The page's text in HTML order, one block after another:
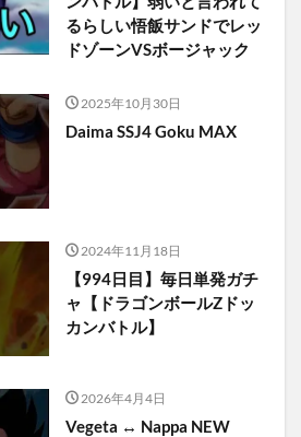
るらしい悟飯サンドでレッ
ドゾーンVSボージャック
2025年10月30日
Daima SSJ4 Goku MAX
2024年11月18日
【994日目】毎日単発ガチ
ャ【ドラゴンボールZドッ
カンバトル】
2026年4月4日
Vegeta ↔ Nappa NEW